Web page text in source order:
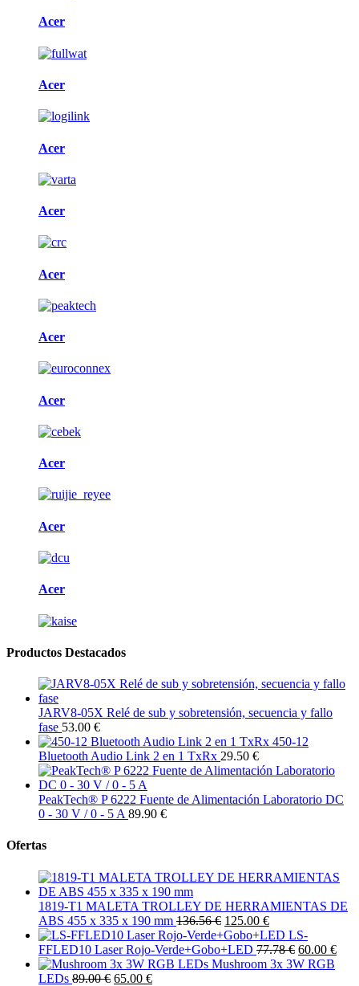
Acer
Acer
Acer
Acer
Acer
Acer
Acer
Acer
Acer
Acer
Productos Destacados
JARV8-05X Relé de sub y sobretensión, secuencia y fallo
fase 53.00 €
450-12
Bluetooth Audio Link 2 en 1 TxRx 29.50 €
PeakTech® P 6222 Fuente de Alimentación Laboratorio DC
0 - 30 V / 0 - 5 A 89.90 €
Ofertas
1819-T1 MALETA TROLLEY DE HERRAMIENTAS DE
ABS 455 x 335 x 190 mm 136.56 € 125.00 €
LS-
FFLED10 Laser Rojo-Verde+Gobo+LED 77.78 € 60.00 €
Mushroom 3x 3W RGB
LEDs 89.00 € 65.00 €